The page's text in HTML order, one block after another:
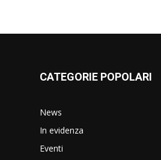
CATEGORIE POPOLARI
News
In evidenza
Eventi